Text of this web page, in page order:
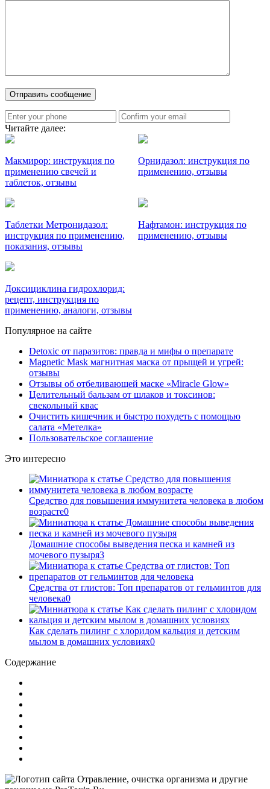
Читайте далее:
Макмирор: инструкция по
применению свечей и
таблеток, отзывы
Орнидазол: инструкция по
применению, отзывы
Таблетки Метронидазол:
инструкция по применению,
показания, отзывы
Нафтамон: инструкция по
применению, отзывы
Доксициклина гидрохлорид:
рецепт, инструкция по
применению, аналоги, отзывы
Популярное на сайте
Detoxic от паразитов: правда и мифы о препарате
Magnetic Mask магнитная маска от прыщей и угрей:
отзывы
Отзывы об отбеливающей маске «Miracle Glow»
Целительный бальзам от шлаков и токсинов:
свекольный квас
Очистить кишечник и быстро похудеть с помощью
салата «Метелка»
Пользовательское соглашение
Это интересно
Средство для повышения иммунитета человека в любом
возрасте0
Домашние способы выведения песка и камней из
мочевого пузыря3
Средства от глистов: Топ препаратов от гельминтов для
человека0
Как сделать пилинг с хлоридом кальция и детским
мылом в домашних условиях0
Содержание